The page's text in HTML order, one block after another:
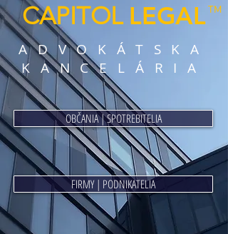
OBČANIA | SPOTREBITELIA
FIRMY | PODNIKATELIA
CAPITOL LEGAL
ADVOKÁTSKA
KANCELÁRIA
™